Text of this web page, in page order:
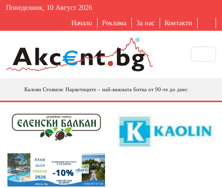
Понеделник, 10 Август 2026
Начало Реклама За нас Контакти
Калоян Стоянов: Наркотиците – най-важната битка от 90-те до днес